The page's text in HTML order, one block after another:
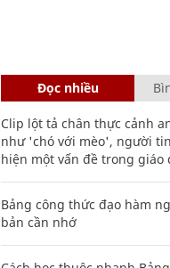
Đọc nhiều
Clip lột tả chân thực cảnh
như 'chó với mèo', người
hiện một vấn đề trong giáo
Bảng công thức đạo hàm
bản cần nhớ